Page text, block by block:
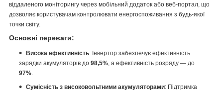
віддаленого моніторингу через мобільний додаток або веб-портал, що
дозволяє користувачам контролювати енергоспоживання з будь-якої
точки світу.
Основні переваги:
Висока ефективність: Інвертор забезпечує ефективність
зарядки акумуляторів до 98,5% , а ефективність розряду — до
97%
Сумісність з високовольтними акумуляторами: Підтримка